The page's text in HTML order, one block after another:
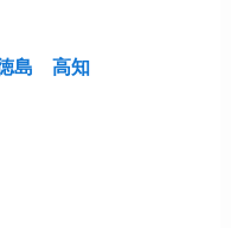
島 高知